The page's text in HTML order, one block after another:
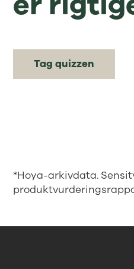
Tag quizzen
*Hoya-arkivdata.